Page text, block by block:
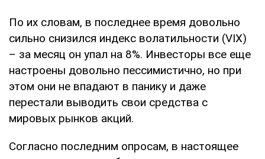
По их словам, в последнее время довольно
сильно снизился индекс волатильности (VIX)
– за месяц он упал на 8%. Инвесторы все еще
настроены довольно пессимистично, но при
этом они не впадают в панику и даже
перестали выводить свои средства с
мировых рынков акций.
Согласно последним опросам, в настоящее